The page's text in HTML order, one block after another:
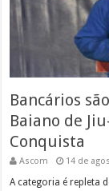
Bancários
Baiano de
Conquista
Ascom 14 de
A categoria é repleta